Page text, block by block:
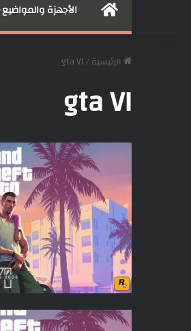
الرئيسيةالأجهزة والمواضيع
الرئيسية/
gta VI
gta VI